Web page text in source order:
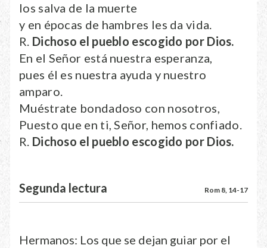
los salva de la muerte
y en épocas de hambres les da vida.
R. Dichoso el pueblo escogido por Dios.
En el Señor está nuestra esperanza,
pues él es nuestra ayuda y nuestro
amparo.
Muéstrate bondadoso con nosotros,
Puesto que en ti, Señor, hemos confiado.
R. Dichoso el pueblo escogido por Dios.
Segunda lectura Rom 8, 14-17
Hermanos: Los que se dejan guiar por el